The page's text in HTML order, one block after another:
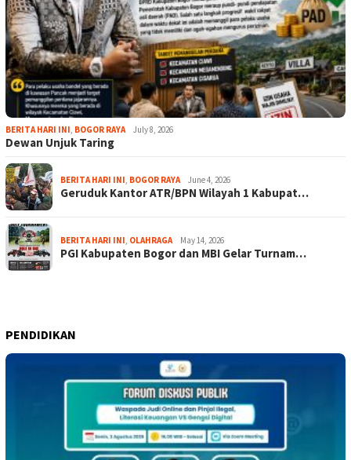
BERITA HARI INI, BOGOR RAYA July 8, 2026
Dewan Unjuk Taring
BERITA HARI INI, BOGOR RAYA June 4, 2026
Geruduk Kantor ATR/BPN Wilayah 1 Kabupat…
BERITA HARI INI, OLAHRAGA May 14, 2026
PGI Kabupaten Bogor dan MBI Gelar Turnam…
PENDIDIKAN